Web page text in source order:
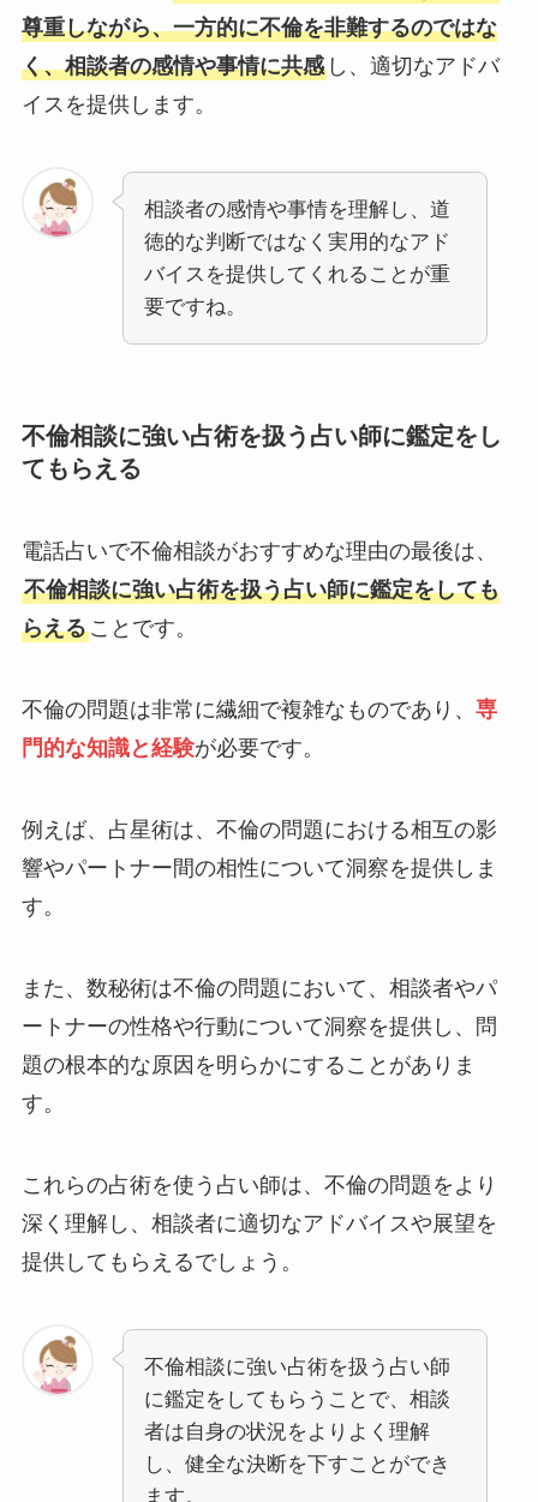
尊重しながら、一方的に不倫を非難するのではな
く、相談者の感情や事情に共感し、適切なアドバ
イスを提供します。
相談者の感情や事情を理解し、道
徳的な判断ではなく実用的なアド
バイスを提供してくれることが重
要ですね。
不倫相談に強い占術を扱う占い師に鑑定をし
てもらえる
電話占いで不倫相談がおすすめな理由の最後は、
不倫相談に強い占術を扱う占い師に鑑定をしても
らえることです。
不倫の問題は非常に繊細で複雑なものであり、 専
門的な知識と経験が必要です。
例えば、占星術は、不倫の問題における相互の影
響やパートナー間の相性について洞察を提供しま
す。
また、数秘術は不倫の問題において、相談者やパ
ートナーの性格や行動について洞察を提供し、問
題の根本的な原因を明らかにすることがありま
す。
これらの占術を使う占い師は、不倫の問題をより
深く理解し、相談者に適切なアドバイスや展望を
提供してもらえるでしょう。
不倫相談に強い占術を扱う占い師
に鑑定をしてもらうことで、相談
者は自身の状況をよりよく理解
し、健全な決断を下すことができ
ます。